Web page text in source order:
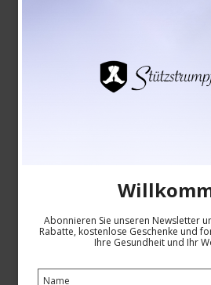
SupCare Stützstrümpfe
Abonnieren Sie unseren Newsletter
Rabatte, kostenlose Geschenke und
Ihre Gesundheit und Ihr